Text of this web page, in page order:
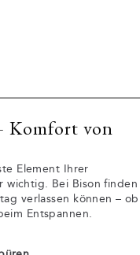
Komfort von
Element Ihrer
wichtig. Bei Bison finden
verlassen können – ob
Entspannen.